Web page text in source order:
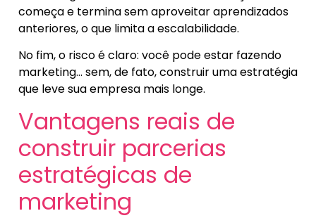
começa e termina sem aproveitar aprendizados
anteriores, o que limita a escalabilidade.
No fim, o risco é claro: você pode estar fazendo
marketing… sem, de fato, construir uma estratégia
que leve sua empresa mais longe.
Vantagens reais de
construir parcerias
estratégicas de
marketing